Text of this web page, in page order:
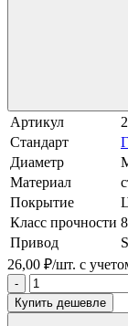
Артикул
Стандарт
Диаметр
Материал
Покрытие
Класс прочности 8
Привод
26,00 ₽/шт. с
-
Купить дешевле